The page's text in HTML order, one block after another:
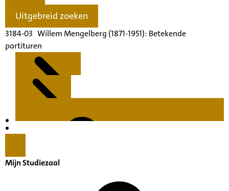
Uitgebreid zoeken
3184-03 Willem Mengelberg (1871-1951): Betekende
partituren
Mijn Studiezaal